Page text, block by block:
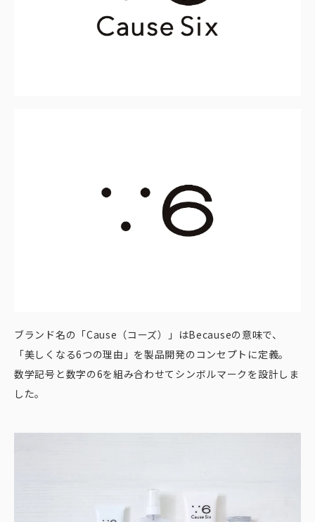
ブランド名の「Cause（コーズ）」はBecauseの意味で、
「美しくなる6つの理由」を製品開発のコンセプトに定義。
数学記号と数字の6を組み合わせてシンボルマークを設計しま
した。